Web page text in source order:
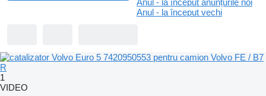
Anul - la început anunțurile noi
Anul - la început vechi
1
VIDEO